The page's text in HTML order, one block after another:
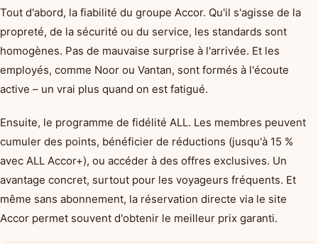
Tout d'abord, la fiabilité du groupe Accor. Qu'il s'agisse de la
propreté, de la sécurité ou du service, les standards sont
homogènes. Pas de mauvaise surprise à l'arrivée. Et les
employés, comme Noor ou Vantan, sont formés à l'écoute
active – un vrai plus quand on est fatigué.
Ensuite, le programme de fidélité ALL. Les membres peuvent
cumuler des points, bénéficier de réductions (jusqu'à 15 %
avec ALL Accor+), ou accéder à des offres exclusives. Un
avantage concret, surtout pour les voyageurs fréquents. Et
même sans abonnement, la réservation directe via le site
Accor permet souvent d'obtenir le meilleur prix garanti.